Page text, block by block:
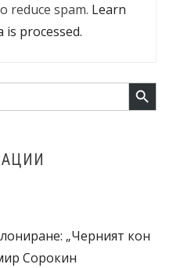
reduce spam. Learn
is processed.
Search Button
„Черният кон
Сорокин